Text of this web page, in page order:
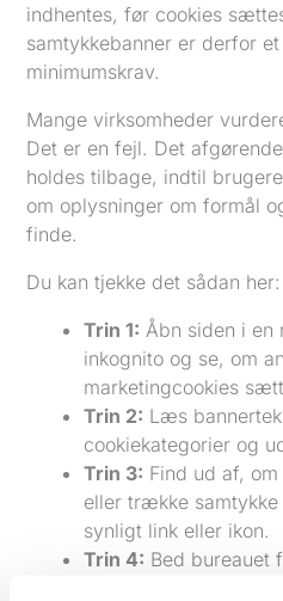
indhentes, før cookies
samtykkebanner er derfor
minimumskrav.
Mange virksomheder
Det er en fejl. Det
holdes tilbage, indtil
om oplysninger om formål
finde.
Du kan tjekke det sådan her:
Trin 1: Åbn siden i en
inkognito og se, om
marketingcookies
Trin 2: Læs
cookiekategorier og
Trin 3: Find ud af,
eller trække
synligt link eller ikon.
Trin 4: Bed bureauet
scripts og tag